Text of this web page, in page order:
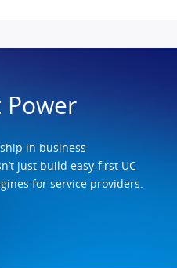
in business
just build easy-first UC
for service providers.